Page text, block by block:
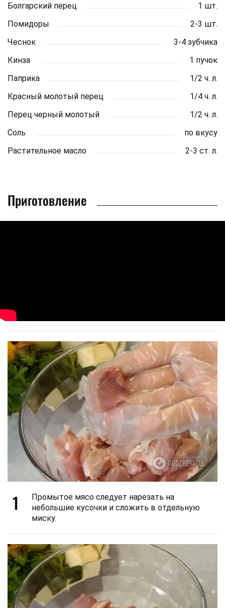
Болгарский перец
1 шт.
Помидоры
2-3 шт.
Чеснок
3-4 зубчика
Кинза
1 пучок
Паприка
1/2 ч. л.
Красный молотый перец
1/4 ч. л.
Перец черный молотый
1/2 ч. л.
Соль
по вкусу
Растительное масло
2-3 ст. л.
Приготовление
1
Промытое мясо следует нарезать на
небольшие кусочки и сложить в отдельную
миску.